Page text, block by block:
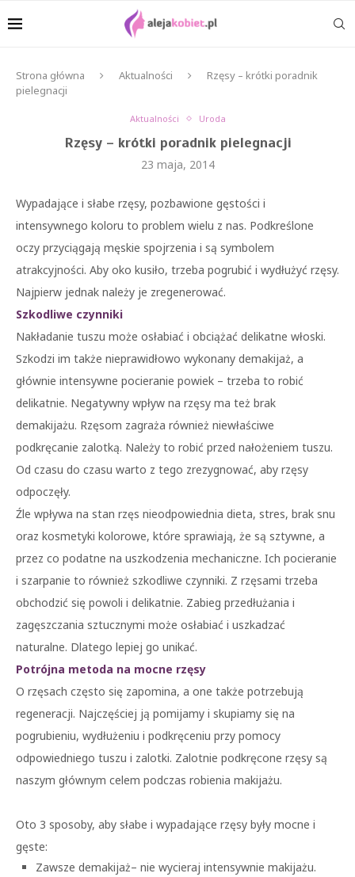
Strona główna Aktualności
Rzęsy – krótki poradnik
pielegnacji
Aktualności Uroda
Rzęsy – krótki poradnik pielegnacji
23 maja, 2014
Wypadające i słabe rzęsy, pozbawione gęstości i
intensywnego koloru to problem wielu z nas. Podkreślone
oczy przyciągają męskie spojrzenia i są symbolem
atrakcyjności. Aby oko kusiło, trzeba pogrubić i wydłużyć rzęsy.
Najpierw jednak należy je zregenerować.
Szkodliwe czynniki
Nakładanie tuszu może osłabiać i obciążać delikatne włoski.
Szkodzi im także nieprawidłowo wykonany demakijaż, a
głównie intensywne pocieranie powiek – trzeba to robić
delikatnie. Negatywny wpływ na rzęsy ma też brak
demakijażu. Rzęsom zagraża również niewłaściwe
podkręcanie zalotką. Należy to robić przed nałożeniem tuszu.
Od czasu do czasu warto z tego zrezygnować, aby rzęsy
odpoczęły.
Źle wpływa na stan rzęs nieodpowiednia dieta, stres, brak snu
oraz kosmetyki kolorowe, które sprawiają, że są sztywne, a
przez co podatne na uszkodzenia mechaniczne. Ich pocieranie
i szarpanie to również szkodliwe czynniki. Z rzęsami trzeba
obchodzić się powoli i delikatnie. Zabieg przedłużania i
zagęszczania sztucznymi może osłabiać i uszkadzać
naturalne. Dlatego lepiej go unikać.
Potrójna metoda na mocne rzęsy
O rzęsach często się zapomina, a one także potrzebują
regeneracji. Najczęściej ją pomijamy i skupiamy się na
pogrubieniu, wydłużeniu i podkręceniu przy pomocy
odpowiedniego tuszu i zalotki. Zalotnie podkręcone rzęsy są
naszym głównym celem podczas robienia makijażu.
Oto 3 sposoby, aby słabe i wypadające rzęsy były mocne i
gęste:
Zawsze demakijaż– nie wycieraj intensywnie makijażu.